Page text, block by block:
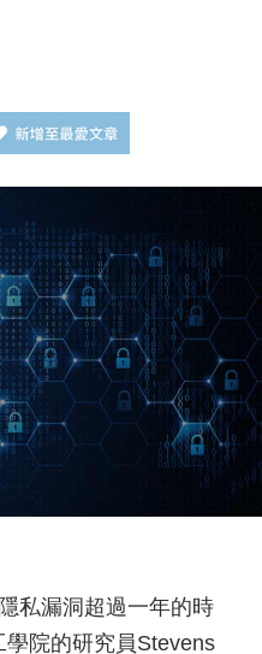
私漏洞超過一年的時
院的研究員Stevens